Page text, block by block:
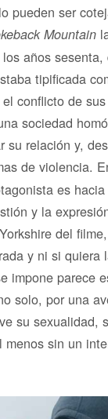
pueden ser
Mountain
años sesenta,
tipificada
conflicto de
sociedad
su relación y,
de violencia.
es
y la
del
y ni si quiera
impone parece
solo, por una
su sexualidad,
menos sin un